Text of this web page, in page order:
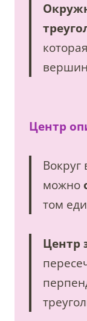
Центр
Вокруг
можно
том
Центр